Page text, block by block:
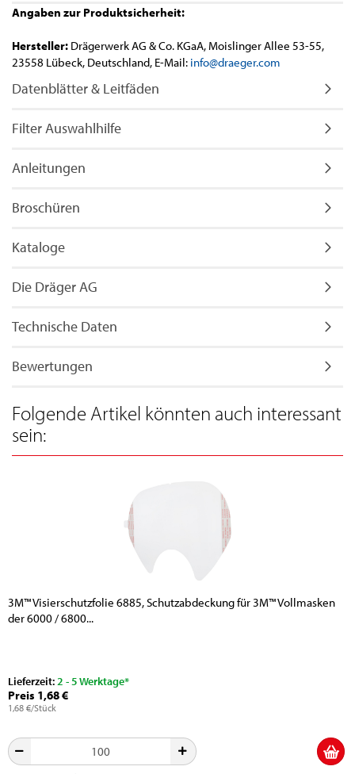
Angaben zur Produktsicherheit:
Hersteller: Drägerwerk AG & Co. KGaA, Moislinger Allee 53-55,
23558 Lübeck, Deutschland, E-Mail: info@draeger.com
Datenblätter & Leitfäden
Filter Auswahlhilfe
Anleitungen
Broschüren
Kataloge
Die Dräger AG
Technische Daten
Bewertungen
Folgende Artikel könnten auch interessant
sein:
3M™ Visierschutzfolie 6885, Schutzabdeckung für 3M™ Vollmasken
der 6000 / 6800...
Lieferzeit:2 - 5 Werktage*
Preis 1,68 €
1,68 €/Stück